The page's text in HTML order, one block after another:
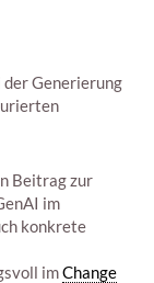
Generierung
Beitrag zur
im
konkrete
imChange